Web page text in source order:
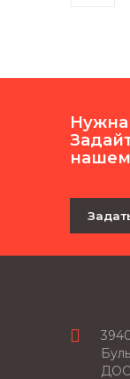
Нужна